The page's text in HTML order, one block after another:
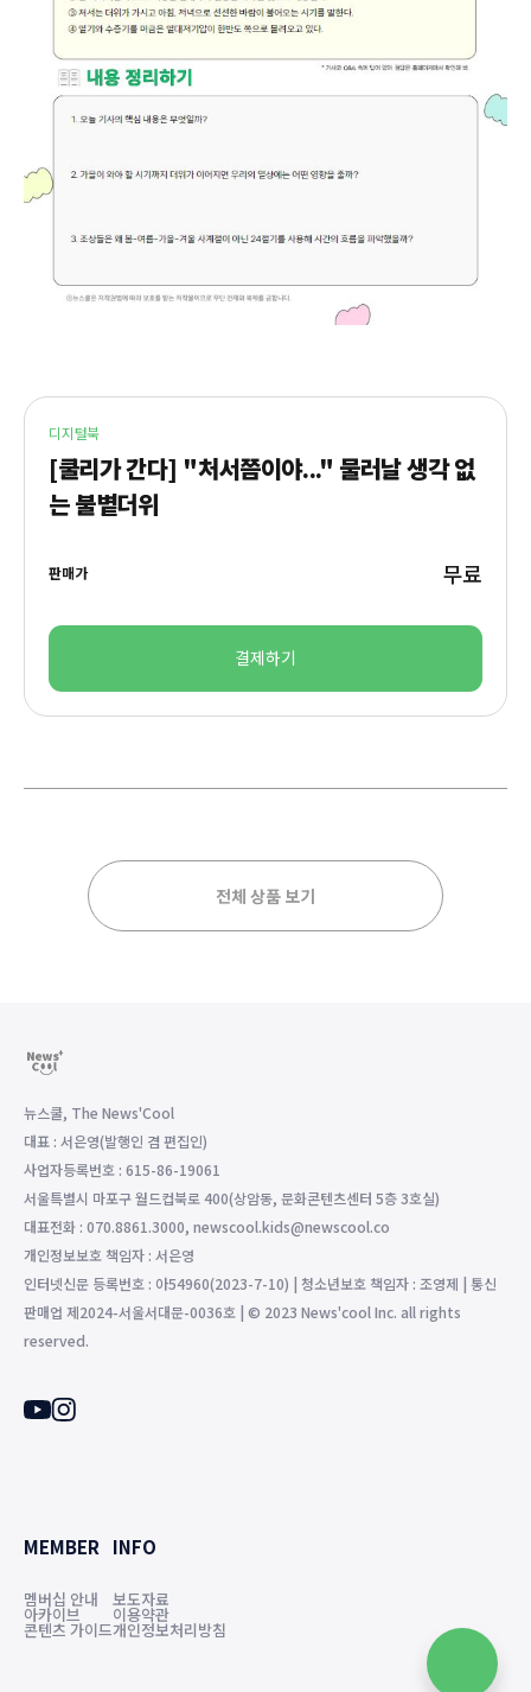
디지털북
[쿨리가 간다] "처서쯤이야..." 물러날 생각 없
는 불볕더위
판매가 무료
결제하기
전체 상품 보기
뉴스쿨, The News'Cool
대표 : 서은영(발행인 겸 편집인)
사업자등록번호 : 615-86-19061
서울특별시 마포구 월드컵북로 400(상암동, 문화콘텐츠센터 5층 3호실)
대표전화 : 070.8861.3000, newscool.kids@newscool.co
개인정보보호 책임자 : 서은영
인터넷신문 등록번호 : 아54960(2023-7-10) | 청소년보호 책임자 : 조영제 | 통신
판매업 제2024-서울서대문-0036호 | © 2023 News'cool Inc. all rights
reserved.
MEMBER
멤버십 안내
아카이브
콘텐츠 가이드
INFO
보도자료
이용약관
개인정보처리방침